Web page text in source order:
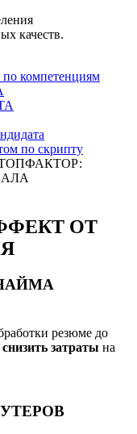
качеств.
компетенциям
по скрипту
ОТ
резюме до
снизить затраты на